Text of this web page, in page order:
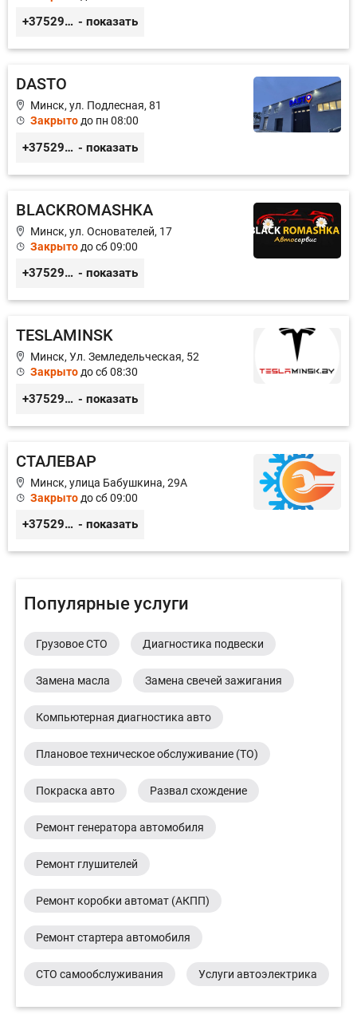
+375299395764 - показать
DASTO
Минск, ул. Подлесная, 81
Закрытодо пн 08:00
+375296606560 - показать
BLACKROMASHKA
Минск, ул. Основателей, 17
Закрыто до сб 09:00
+375296651188 - показать
TESLAMINSK
Минск, Ул. Земледельческая, 52
Закрытодо сб 08:30
+375291335101 - показать
СТАЛЕВАР
Минск, улица Бабушкина, 29А
Закрыто до сб 09:00
+375296660911 - показать
Популярные услуги
Грузовое СТО Диагностика подвески
Замена масла Замена свечей зажигания
Компьютерная диагностика авто
Плановое техническое обслуживание (ТО)
Покраска авто Развал схождение
Ремонт генератора автомобиля
Ремонт глушителей
Ремонт коробки автомат (АКПП)
Ремонт стартера автомобиля
СТО самообслуживания Услуги автоэлектрика